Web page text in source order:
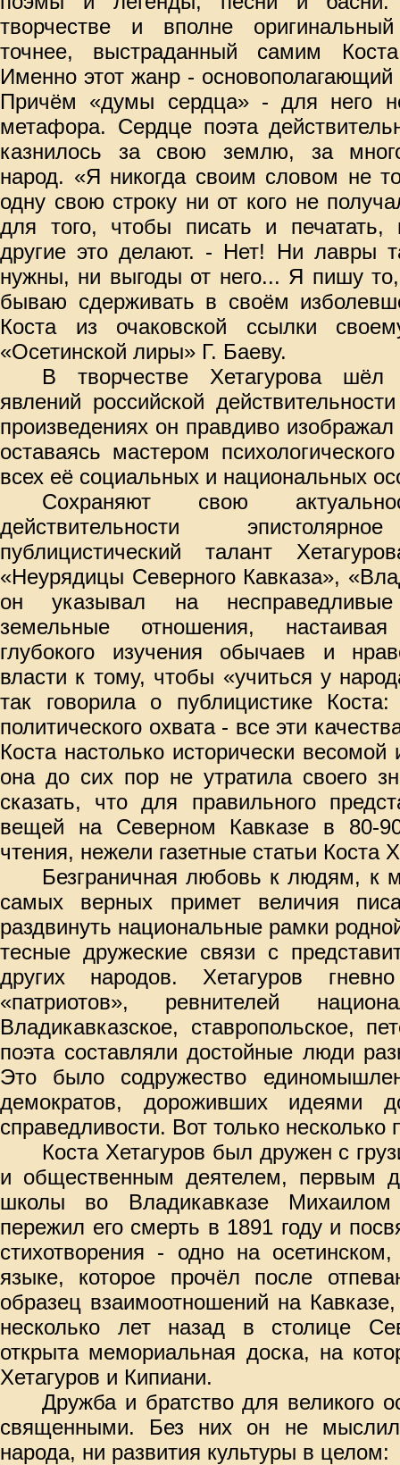
творчестве и вполне
точнее, выстраданный самим
Именно этот жанр - основополагающий
Причём «думы сердца» - для него
метафора. Сердце поэта
казнилось за свою землю, за
народ. «Я никогда своим словом не
одну свою строку ни от кого не
для того, чтобы писать и
другие это делают. - Нет! Ни лавры
нужны, ни выгоды от него... Я пишу
бываю сдерживать в своём
Коста из очаковской ссылки
«Осетинской лиры» Г. Баеву.
В творчестве Хетагурова шёл
явлений российской
произведениях он правдиво
оставаясь мастером
всех её социальных и национальных
Сохраняют свою
действительности
публицистический талант
«Неурядицы Северного Кавказа»,
он указывал на
земельные отношения,
глубокого изучения обычаев и
власти к тому, чтобы «учиться у
так говорила о публицистике
политического охвата - все эти
Коста настолько исторически
она до сих пор не утратила своего
сказать, что для правильного
вещей на Северном Кавказе в 80-
чтения, нежели газетные статьи Коста
Безграничная любовь к людям, к
самых верных примет величия
раздвинуть национальные рамки
тесные дружеские связи с
других народов. Хетагуров
«патриотов», ревнителей
Владикавказское, ставропольское,
поэта составляли достойные люди
Это было содружество
демократов, дороживших идеями
справедливости. Вот только несколько
Коста Хетагуров был дружен с
и общественным деятелем, первым
школы во Владикавказе
пережил его смерть в 1891 году и
стихотворения - одно на
языке, которое прочёл после
образец взаимоотношений на
несколько лет назад в столице
открыта мемориальная доска, на
Хетагуров и Кипиани.
Дружба и братство для великого
священными. Без них он не мыслил
народа, ни развития культуры в целом: